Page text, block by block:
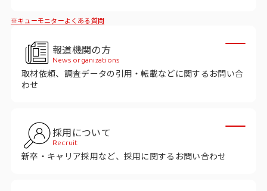
ニュース・メディア掲載
ソリューション／サービス
採用情報
※キューモニターよくある質問
報道機関の方
News organizations
取材依頼、調査データの引用・転載などに関するお問い合
わせ
採用について
Recruit
新卒・キャリア採用など、採用に関するお問い合わせ